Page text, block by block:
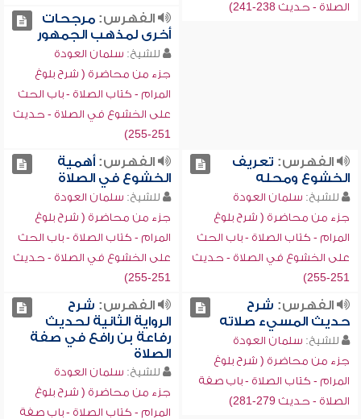
الصلاة - حديث 238-241)
الفهرس:مرجحات
أخرى لمذهب الجمهور
للشيخ: سلمان العودة
جزء من محاضرة ( شرح بلوغ
المرام - كتاب الصلاة - باب الحث
على الخشوع في الصلاة - حديث
251-255)
الفهرس: تعريف
الخشوع ومحله
للشيخ: سلمان العودة
جزء من محاضرة ( شرح بلوغ
المرام - كتاب الصلاة - باب الحث
على الخشوع في الصلاة - حديث
251-255)
الفهرس:أهمية
الخشوع في الصلاة
للشيخ: سلمان العودة
جزء من محاضرة ( شرح بلوغ
المرام - كتاب الصلاة - باب الحث
على الخشوع في الصلاة - حديث
251-255)
الفهرس: شرح
حديث المسيء صلاته
للشيخ: سلمان العودة
جزء من محاضرة ( شرح بلوغ
المرام - كتاب الصلاة - باب صفة
الصلاة - حديث 279-281)
الفهرس: شرح
الرواية الثانية لحديث
رفاعة بن رافع في صفة
الصلاة
للشيخ: سلمان العودة
جزء من محاضرة ( شرح بلوغ
المرام - كتاب الصلاة - باب صفة